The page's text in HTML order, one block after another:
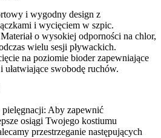
i wygodny design z
i wycięciem w szpic.
o wysokiej odporności na chlor,
wielu sesji pływackich.
na poziomie bioder zapewniające
swobodę ruchów.
Aby zapewnić
osiągi Twojego kostiumu
przestrzeganie następujących